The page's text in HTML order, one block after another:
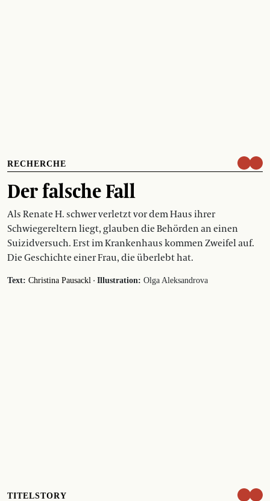
RECHERCHE
Der falsche Fall
Als Renate H. schwer verletzt vor dem Haus ihrer
Schwiegereltern liegt, glauben die Behörden an einen
Suizidversuch. Erst im Krankenhaus kommen Zweifel auf.
Die Geschichte einer Frau, die überlebt hat.
Text: Christina Pausackl · Illustration: Olga Aleksandrova
TITELSTORY